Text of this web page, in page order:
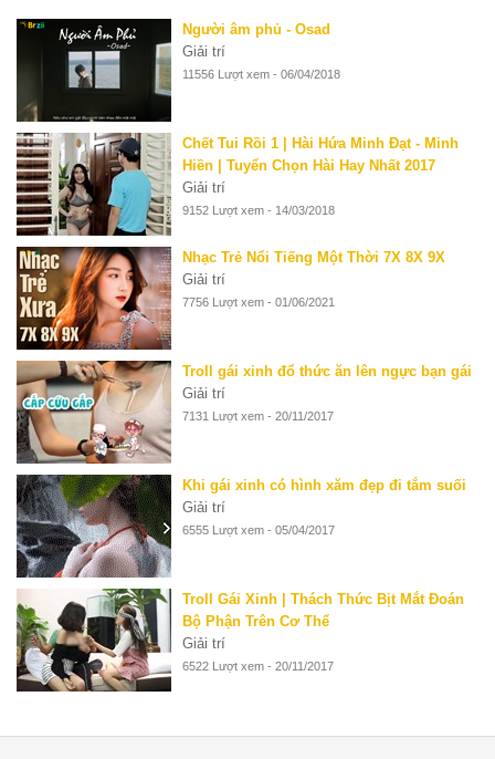
Người âm phủ - Osad
Giải trí
11556 Lượt xem - 06/04/2018
Chết Tui Rồi 1 | Hài Hứa Minh Đạt - Minh
Hiền | Tuyển Chọn Hài Hay Nhất 2017
Giải trí
9152 Lượt xem - 14/03/2018
Nhạc Trẻ Nổi Tiếng Một Thời 7X 8X 9X
Giải trí
7756 Lượt xem - 01/06/2021
Troll gái xinh đổ thức ăn lên ngực bạn gái
Giải trí
7131 Lượt xem - 20/11/2017
Khi gái xinh có hình xăm đẹp đi tắm suối
Giải trí
6555 Lượt xem - 05/04/2017
Troll Gái Xinh | Thách Thức Bịt Mắt Đoán
Bộ Phận Trên Cơ Thể
Giải trí
6522 Lượt xem - 20/11/2017